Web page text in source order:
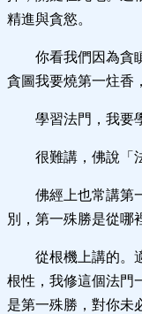
精進與貪慾。
你看我們因為貪
貪圖我要燒第一炷香
學習法門，我要
很難講，佛說「
佛經上也常講第
別，第一殊勝是從哪
從根機上講的。
根性，我修這個法門
是第一殊勝，對你未